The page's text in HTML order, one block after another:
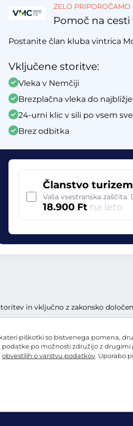
piškotki so bistvenega pomena,
po možnosti združijo z
obvestilih o varstvu podatkov. Uporabo
ZELO PRIPOROČAMO
Pomoč na
Postanite član kluba vintrica
Vključene storitve:
Vleka v Nemčiji
Brezplačna vleka do
24-urni klic v sili po vsem
Brez odbitka
Članstvo turizem
Vaša vsestranska
18.900 Ft na leto
in vključno z zakonsko